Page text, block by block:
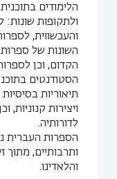
הלימודים
ולתקופות
והעכשווית,
השונות של ספרות
הקדום, וכן
הסטודנטים
תיאוריות
ויצירות
לדורותיה.
הספרות העברית
ותרבותיים, מתוך
והלאדינו.